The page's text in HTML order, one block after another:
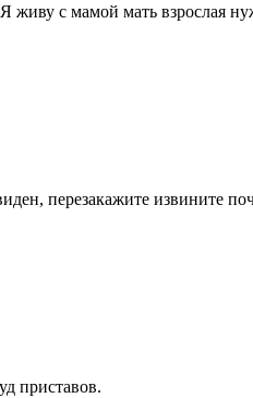
с мамой мать взрослая
перезакажите извините
приставов.